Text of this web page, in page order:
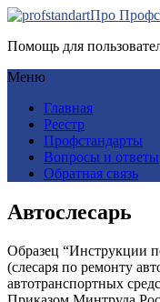
Про
Помощь для
Меню
Главная
Реестр
Профстандарты
Вопросы и ответы
Обратная связь
Автослесарь
Образец “Инструкции
(слесаря по ремонту
автотранспортных